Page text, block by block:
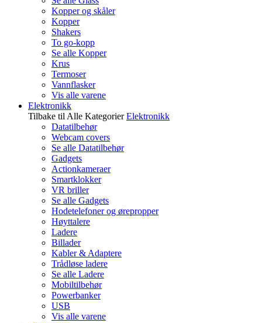
Kopper og skåler
Kopper
Shakers
To go-kopp
Se alle Kopper
Krus
Termoser
Vannflasker
Vis alle varene
Elektronikk
Tilbake til Alle Kategorier Elektronikk
Datatilbehør
Webcam covers
Se alle Datatilbehør
Gadgets
Actionkameraer
Smartklokker
VR briller
Se alle Gadgets
Hodetelefoner og ørepropper
Høyttalere
Ladere
Billader
Kabler & Adaptere
Trådløse ladere
Se alle Ladere
Mobiltilbehør
Powerbanker
USB
Vis alle varene